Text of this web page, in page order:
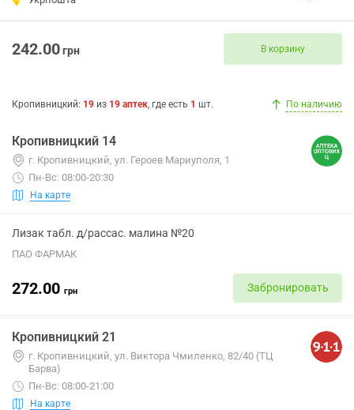
242.00грн В корзину
Кропивницкий: 19 из 19 аптек, где есть 1 шт. По наличию
Кропивницкий 14
г. Кропивницкий, ул. Героев Мариуполя, 1
Пн-Вс: 08:00-20:30
На карте
Лизак табл. д/рассас. малина №20
ПАО ФАРМАК
272.00 грн Забронировать
Кропивницкий 21
г. Кропивницкий, ул. Виктора Чмиленко, 82/40 (ТЦ
Барва)
Пн-Вс: 08:00-21:00
На карте